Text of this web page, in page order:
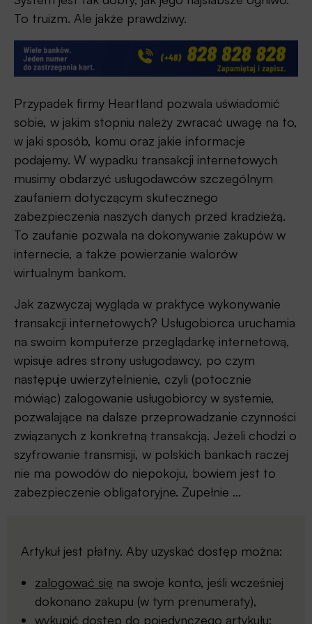
To truizm. Ale jakże prawdziwy.
Przypadek firmy Heartland pozwala uświadomić
sobie, w jakim stopniu należy zwracać uwagę na to,
w jaki sposób, komu oraz jakie informacje
podajemy. W wypadku transakcji internetowych
musimy obdarzyć usługodawców szczególnym
zaufaniem dotyczącym skutecznego
zabezpieczenia naszych danych przed kradzieżą.
To zaufanie pozwala na dokonywanie zakupów w
internecie, a także powierzanie walorów
wirtualnym bankom.
Jak zazwyczaj wygląda w praktyce wykonywanie
transakcji internetowych? Usługobiorca uruchamia
na swoim komputerze przeglądarkę internetową,
wpisuje adres strony usługodawcy, po czym
następuje uwierzytelnienie, czyli (potocznie
mówiąc) zalogowanie usługobiorcy w systemie,
pozwalające na dalsze przeprowadzanie czynności
związanych z konkretną transakcją. Jeżeli chodzi o
szyfrowanie transmisji, w polskich bankach raczej
nie ma powodów do niepokoju, bowiem jest to
zabezpieczenie obligatoryjne. Zupełnie ...
Artykuł jest płatny. Aby uzyskać dostęp można:
zalogować się na swoje konto, jeśli wcześniej
dokonano zakupu (w tym prenumeraty),
wykupić dostęp do pojedynczego artykułu: